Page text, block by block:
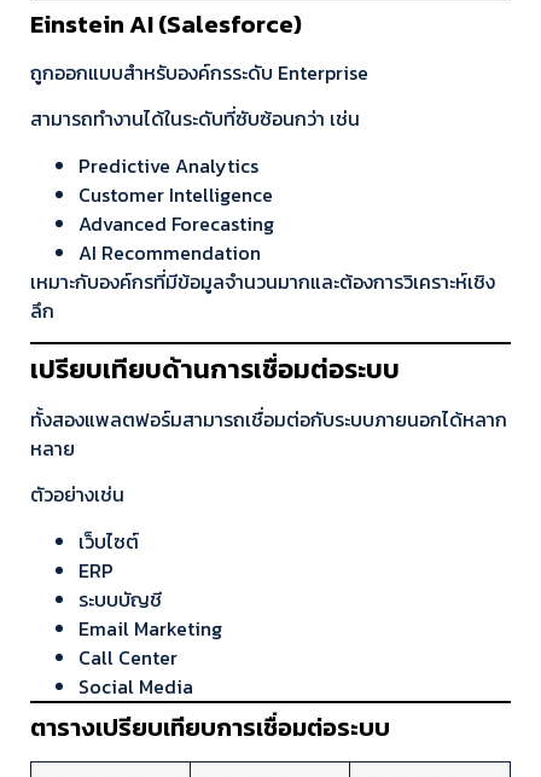
Einstein AI (Salesforce)
ถูกออกแบบสำหรับองค์กรระดับ Enterprise
สามารถทำงานได้ในระดับที่ซับซ้อนกว่า เช่น
Predictive Analytics
Customer Intelligence
Advanced Forecasting
AI Recommendation
เหมาะกับองค์กรที่มีข้อมูลจำนวนมากและต้องการวิเคราะห์เชิง
ลึก
เปรียบเทียบด้านการเชื่อมต่อระบบ
ทั้งสองแพลตฟอร์มสามารถเชื่อมต่อกับระบบภายนอกได้หลาก
หลาย
ตัวอย่างเช่น
เว็บไซต์
ERP
ระบบบัญชี
Email Marketing
Call Center
Social Media
ตารางเปรียบเทียบการเชื่อมต่อระบบ